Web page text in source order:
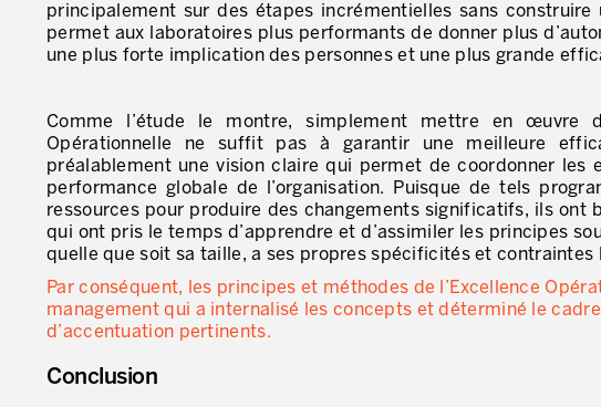
principalement sur des étapes incrémentielles sans
permet aux laboratoires plus performants de donner plus
une plus forte implication des personnes et une plus grande
Comme l’étude le montre, simplement mettre en œuvre
Opérationnelle ne suffit pas à garantir une meilleure
préalablement une vision claire qui permet de coordonner les
performance globale de l’organisation. Puisque de tels
ressources pour produire des changements significatifs, ils ont
qui ont pris le temps d’apprendre et d’assimiler les principes
quelle que soit sa taille, a ses propres spécificités et contraintes
Par conséquent, les principes et méthodes de l’Excellence
management qui a internalisé les concepts et déterminé le
d’accentuation pertinents.
Conclusion